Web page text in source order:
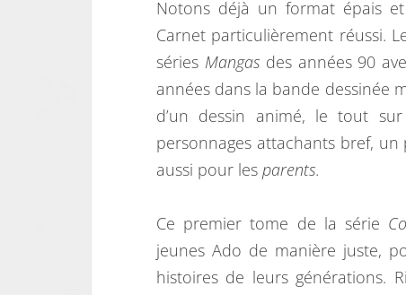
Notons déjà un format épais
Carnet particulièrement réussi.
séries Mangas des années 90
années dans la bande dessinée
d’un dessin animé, le tout
personnages attachants bref,
aussi pour les parents.
Ce premier tome de la série
jeunes Ado de manière juste,
histoires de leurs générations.